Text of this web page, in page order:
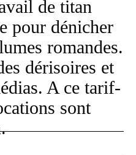
de titan
pour dénicher
romandes.
dérisoires et
A ce tarif-
sont